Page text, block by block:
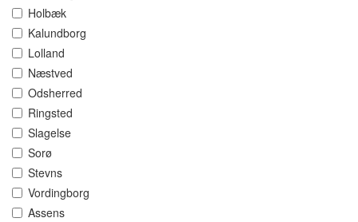
Holbæk
Kalundborg
Lolland
Næstved
Odsherred
Ringsted
Slagelse
Sorø
Stevns
Vordingborg
Assens